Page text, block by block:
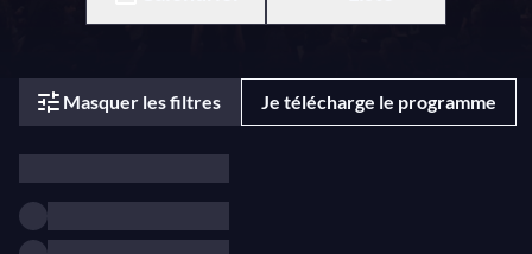
Masquer les filtres Je télécharge le programme